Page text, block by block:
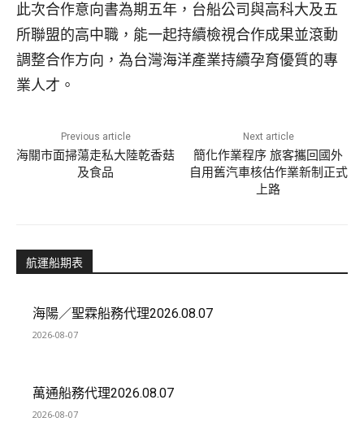
此次合作意向書為期五年，台船公司與高科大及五
所聯盟的高中職，能一起持續檢視合作成果並滾動
調整合作方向，為台灣海洋產業持續孕育優質的專
業人才。
Previous article
海關市面掃蕩走私大陸乾香菇
及食品
Next article
簡化作業程序 旅客攜回國外
自用舊汽車核估作業新制正式
上路
航運船期表
海陽／聖霖船務代理2026.08.07
2026-08-07
萬通船務代理2026.08.07
2026-08-07